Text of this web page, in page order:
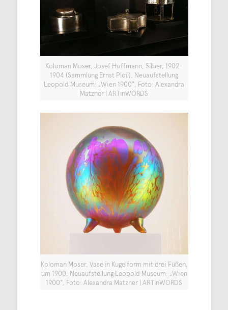
Koloman Moser, Josef Hoffmann, Silber, 1902–
1904 (Sammlung Ernst Ploil), Neuaufstellung
Leopold Museum: „Wien 1900“, Foto: Alexandra
Matzner | ARTinWORDS
Koloman Moser, Vase in Kugelform mit drei Füßen,
um 1900, Neuaufstellung Leopold Museum: „Wien
1900“, Foto: Alexandra Matzner | ARTinWORDS